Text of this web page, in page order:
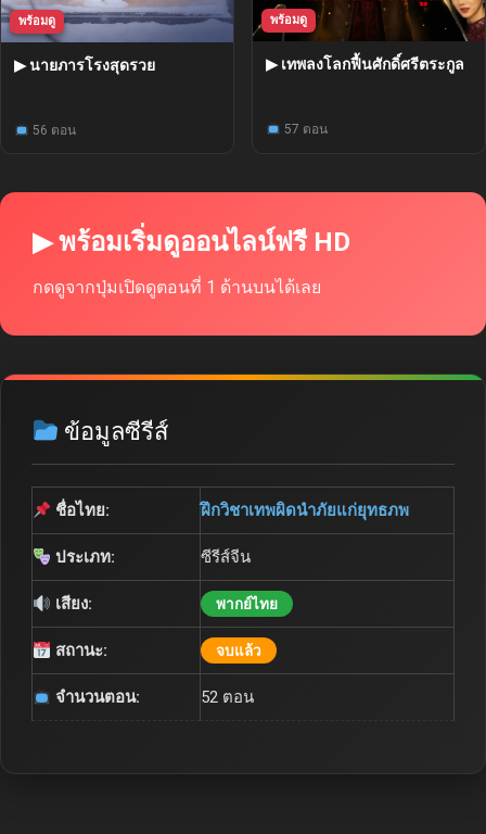
พร้อมดู
▶ นายภารโรงสุดรวย
56 ตอน
พร้อมดู
▶ เทพลงโลกฟื้นศักดิ์ศรีตระกูล
57 ตอน
▶ พร้อมเริ่มดูออนไลน์ฟรี HD
กดดูจากปุ่มเปิดดูตอนที่ 1 ด้านบนได้เลย
ข้อมูลซีรีส์
ชื่อไทย: ฝึกวิชาเทพผิดนำภัยแก่ยุทธภพ
ประเภท: ซีรีส์จีน
เสียง: พากย์ไทย
สถานะ: จบแล้ว
จำนวนตอน: 52 ตอน